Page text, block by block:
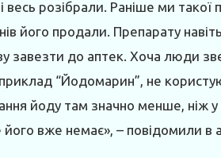
весь розібрали. Раніше ми такої
його продали. Препарату
завезти до аптек. Хоча люди
“Йодомарин”, не
йоду там значно менше, ніж
його вже немає», – повідомили в